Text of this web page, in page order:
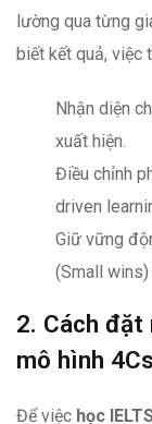
lường qua từng
biết kết quả, việc
Nhận diện
xuất hiện.
Điều chỉnh
driven
Giữ vững
(Small
2. Cách đặt
mô hình 4Cs
Để việc học